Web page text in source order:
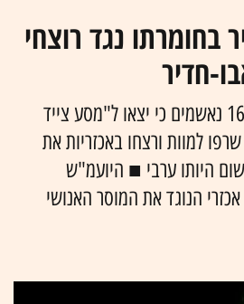
בחומרתו נגד רוצחי
חדיר
בן 29 ושני קטינים בני 16 נאשמים כי יצאו ל"מסע צייד
למוות ורצחו באכזריות את
היותו ערבי ■ היועמ"ש
הנוגד את המוסר האנושי